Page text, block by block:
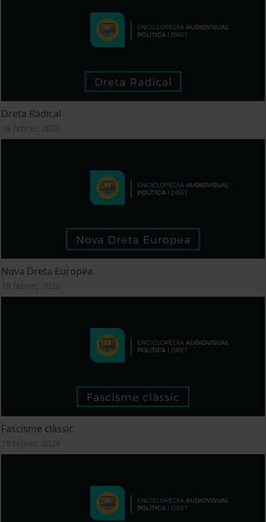
Dreta Radical
19 febrer, 2026
Nova Dreta Europea
19 febrer, 2026
Fascisme clàssic
19 febrer, 2026